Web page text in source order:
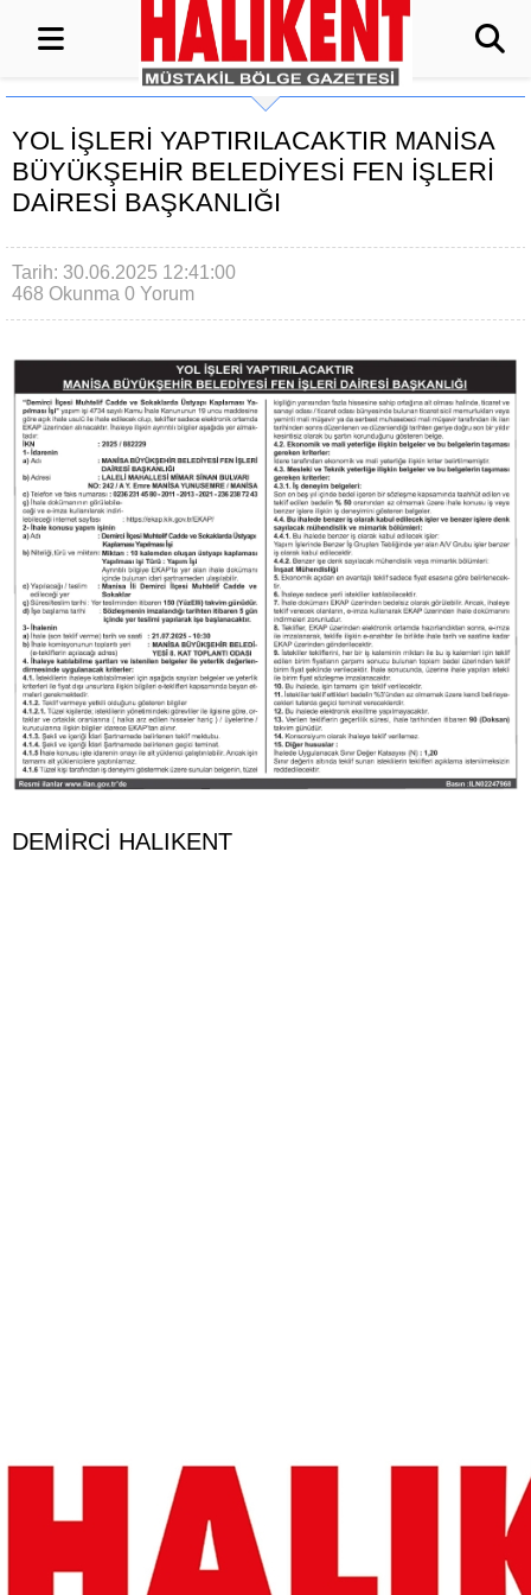
YOL İŞLERİ YAPTIRILACAKTIR MANİSA
BÜYÜKŞEHİR BELEDİYESİ FEN İŞLERİ
DAİRESİ BAŞKANLIĞI
Tarih: 30.06.2025 12:41:00
468 Okunma 0 Yorum
DEMİRCİ HALIKENT